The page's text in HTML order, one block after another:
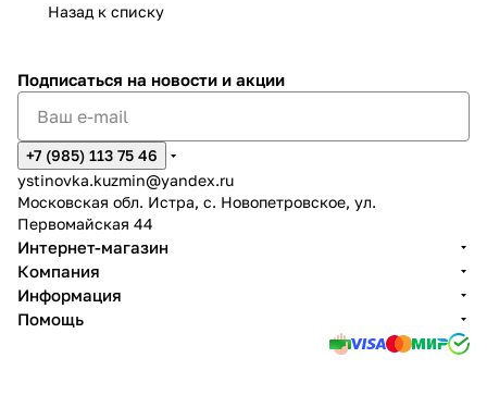
Назад к списку
Подписаться на новости и акции
+7 (985) 113 75 46
ystinovka.kuzmin@yandex.ru
Московская обл. Истра, с. Новопетровское, ул.
Первомайская 44
Интернет-магазин
Компания
Информация
Помощь